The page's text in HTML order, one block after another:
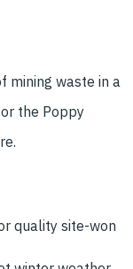
mining waste in a
the Poppy
quality site-won